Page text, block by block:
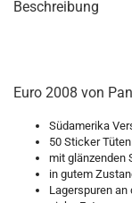
Beschreibung
Euro 2008 von
Südamerika
50 Sticker Tüten
mit glänzenden
in gutem
Lagerspuren an